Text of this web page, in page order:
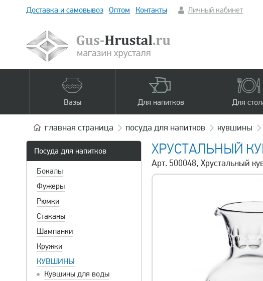
Доставка и самовывоз Оптом Контакты Личный кабинет
Вазы Для напитков Для
главная страница посуда для напитков кувшины
Посуда для напитков
Бокалы
Фужеры
Рюмки
Стаканы
Шампанки
Кружки
КУВШИНЫ
Кувшины для воды
ХРУСТАЛЬНЫЙ
Арт. 500048, Хрустальный